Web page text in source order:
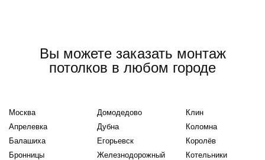
Вы можете заказать монтаж
потолков в любом городе
Москва
Апрелевка
Балашиха
Бронницы
Домодедово
Дубна
Егорьевск
Железнодорожный
Клин
Коломна
Королёв
Котельники